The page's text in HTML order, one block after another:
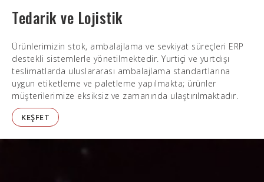
Tedarik ve Lojistik
Ürünlerimizin stok, ambalajlama ve sevkiyat süreçleri ERP
destekli sistemlerle yönetilmektedir. Yurtiçi ve yurtdışı
teslimatlarda uluslararası ambalajlama standartlarına
uygun etiketleme ve paletleme yapılmakta; ürünler
müşterilerimize eksiksiz ve zamanında ulaştırılmaktadır.
KEŞFET